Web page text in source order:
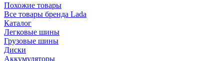
Похожие товары
Все товары бренда Lada
Каталог
Легковые шины
Грузовые шины
Диски
Аккумуляторы